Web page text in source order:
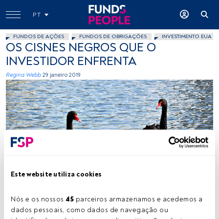
Este website utiliza cookies
Nós e os nossos 45 parceiros armazenamos e acedemos a
dados pessoais, como dados de navegação ou
PT
FUNDOS DE AÇÕES FUNDOS DE OBRIGAÇÕES INVESTIMENTO EUA
OS CISNES NEGROS QUE O
INVESTIDOR ENFRENTA
Regina Webb 29 janeiro 2019
Tempo de leitura: 7 min.